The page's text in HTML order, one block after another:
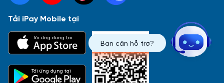
Báo cáo tài chính Thông tin giao dịch
Công bố thông tin Sự kiện
Bạn cần hỗ trợ?
Tải iPay Mobile tại
Tải ứng dụng tại
Tải ứng dụng tại